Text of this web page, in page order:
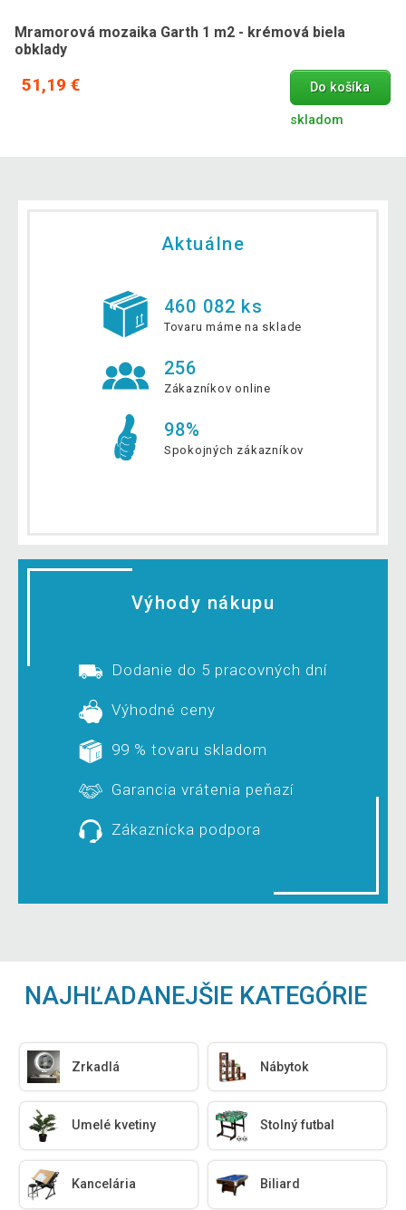
Mramorová mozaika Garth 1 m2 - krémová biela
obklady
51,19 € Do košíka
skladom
Aktuálne
460 082 ks
Tovaru máme na sklade
256
Zákazníkov online
98%
Spokojných zákazníkov
Výhody nákupu
Dodanie do 5 pracovných dní
Výhodné ceny
99 % tovaru skladom
Garancia vrátenia peňazí
Zákaznícka podpora
NAJHĽADANEJŠIE KATEGÓRIE
Zrkadlá Nábytok
Umelé kvetiny Stolný futbal
Kancelária Biliard